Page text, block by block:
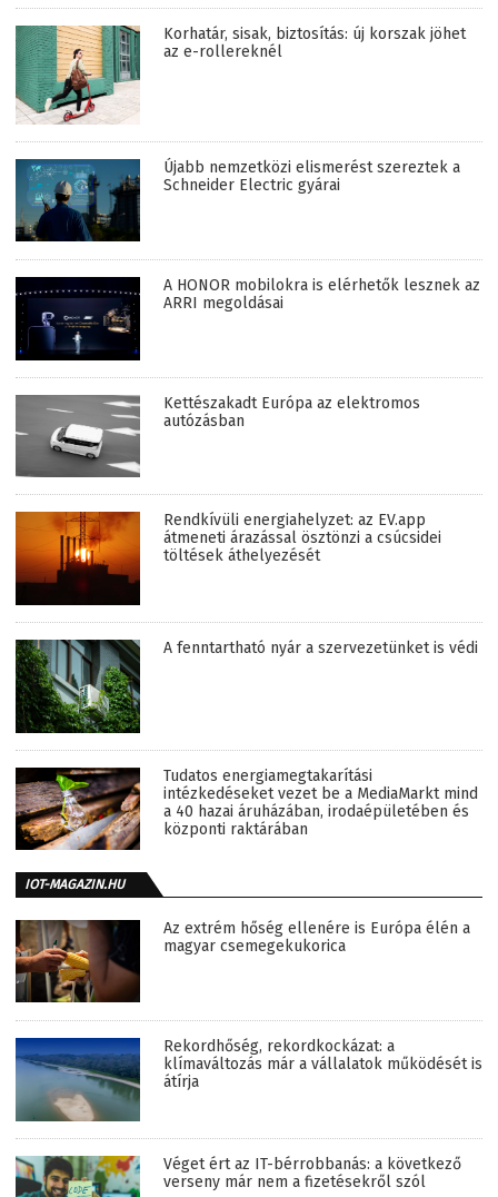
Korhatár, sisak, biztosítás: új korszak jöhet
az e-rollereknél
Újabb nemzetközi elismerést szereztek a
Schneider Electric gyárai
A HONOR mobilokra is elérhetők lesznek az
ARRI megoldásai
Kettészakadt Európa az elektromos
autózásban
Rendkívüli energiahelyzet: az EV.app
átmeneti árazással ösztönzi a csúcsidei
töltések áthelyezését
A fenntartható nyár a szervezetünket is védi
Tudatos energiamegtakarítási
intézkedéseket vezet be a MediaMarkt mind
a 40 hazai áruházában, irodaépületében és
központi raktárában
IOT-MAGAZIN.HU
Az extrém hőség ellenére is Európa élén a
magyar csemegekukorica
Rekordhőség, rekordkockázat: a
klímaváltozás már a vállalatok működését is
átírja
Véget ért az IT-bérrobbanás: a következő
verseny már nem a fizetésekről szól